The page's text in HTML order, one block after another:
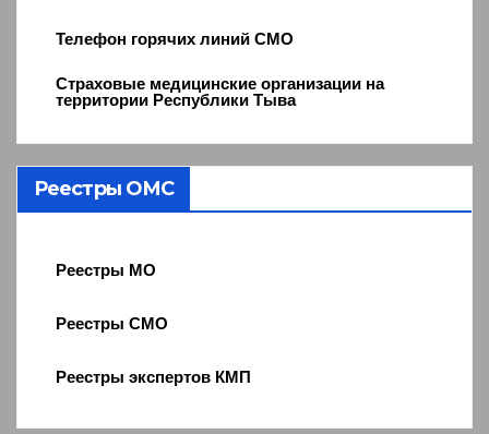
Телефон горячих линий СМО
Страховые медицинские организации на
территории Республики Тыва
Реестры ОМС
Реестры МО
Реестры СМО
Реестры экспертов КМП